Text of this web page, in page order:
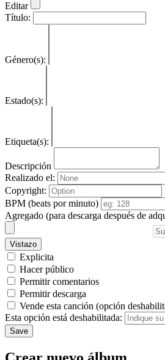
Editar
Título:
Género(s):
Estado(s):
Etiqueta(s):
Descripción
Realizado el:
Copyright:
BPM (beats por minuto)
Agregado (para descarga después de
Vistazo
Explicita
Hacer público
Permitir comentarios
Permitir descarga
Vende esta canción (opción
Esta opción está deshabilitada:
Save